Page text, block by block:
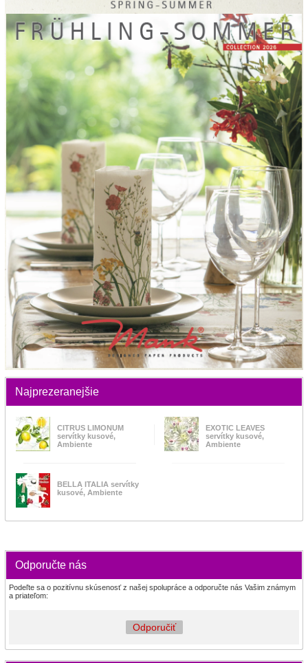
Najprezeranejšie
CITRUS LIMONUM
servítky kusové,
Ambiente
EXOTIC LEAVES
servítky kusové,
Ambiente
BELLA ITALIA servítky
kusové, Ambiente
Odporučte nás
Podeľte sa o pozitívnu skúsenosť z našej spolupráce a odporučte nás Vašim známym
a priateľom:
Odporučiť